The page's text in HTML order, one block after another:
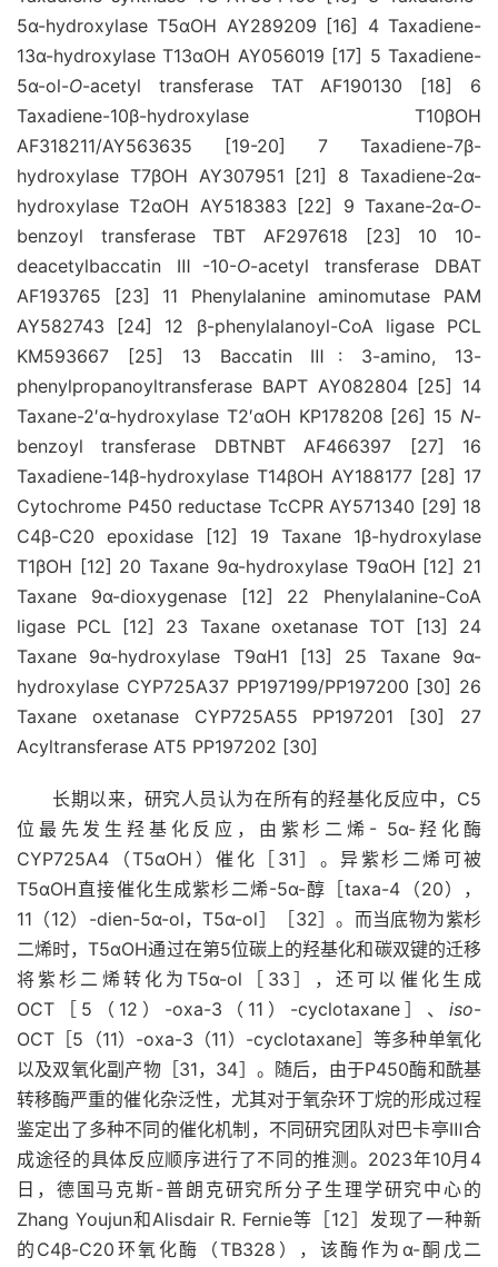
5α-hydroxylase T5αOH AY289209 [16] 4 Taxadiene-
13α-hydroxylase T13αOH AY056019 [17] 5 Taxadiene-
5α-ol-O-acetyl transferase TAT AF190130 [18] 6
Taxadiene-10β-hydroxylase T10βOH
AF318211/AY563635 [19-20] 7 Taxadiene-7β-
hydroxylase T7βOH AY307951 [21] 8 Taxadiene-2α-
hydroxylase T2αOH AY518383 [22] 9 Taxane-2α-O-
benzoyl transferase TBT AF297618 [23] 10 10-
deacetylbaccatin Ⅲ-10-O-acetyl transferase DBAT
AF193765 [23] 11 Phenylalanine aminomutase PAM
AY582743 [24] 12 β-phenylalanoyl-CoA ligase PCL
KM593667 [25] 13 Baccatin Ⅲ: 3-amino, 13-
phenylpropanoyltransferase BAPT AY082804 [25] 14
Taxane-2′α-hydroxylase T2′αOH KP178208 [26] 15 N-
benzoyl transferase DBTNBT AF466397 [27] 16
Taxadiene-14β-hydroxylase T14βOH AY188177 [28] 17
Cytochrome P450 reductase TcCPR AY571340 [29] 18
C4β-C20 epoxidase [12] 19 Taxane 1β-hydroxylase
T1βOH [12] 20 Taxane 9α-hydroxylase T9αOH [12] 21
Taxane 9α-dioxygenase [12] 22 Phenylalanine-CoA
ligase PCL [12] 23 Taxane oxetanase TOT [13] 24
Taxane 9α-hydroxylase T9αH1 [13] 25 Taxane 9α-
hydroxylase CYP725A37 PP197199/PP197200 [30] 26
Taxane oxetanase CYP725A55 PP197201 [30] 27
Acyltransferase AT5 PP197202 [30]
长期以来，研究人员认为在所有的羟基化反应中，C5
位最先发生羟基化反应，由紫杉二烯- 5α-羟化酶
CYP725A4（T5αOH）催化［31］。异紫杉二烯可被
T5αOH直接催化生成紫杉二烯-5α-醇［taxa-4（20），
11（12）-dien-5α-ol，T5α-ol］［32］。而当底物为紫杉
二烯时，T5αOH通过在第5位碳上的羟基化和碳双键的迁移
将紫杉二烯转化为T5α-ol［33］，还可以催化生成
OCT［5（12）-oxa-3（11）-cyclotaxane］、 iso-
OCT［5（11）-oxa-3（11）-cyclotaxane］等多种单氧化
以及双氧化副产物［31，34］。随后，由于P450酶和酰基
转移酶严重的催化杂泛性，尤其对于氧杂环丁烷的形成过程
鉴定出了多种不同的催化机制，不同研究团队对巴卡亭Ⅲ合
成途径的具体反应顺序进行了不同的推测。2023年10月4
日，德国马克斯-普朗克研究所分子生理学研究中心的
Zhang Youjun和Alisdair R. Fernie等［12］发现了一种新
的C4β-C20环氧化酶（TB328），该酶作为α-酮戊二